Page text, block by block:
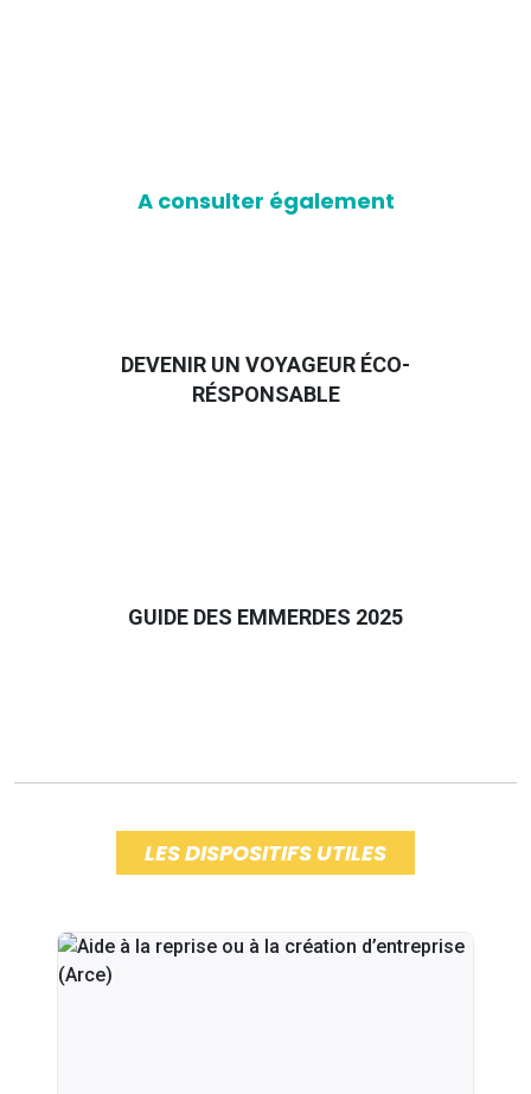
A consulter également
DEVENIR UN VOYAGEUR ÉCO-
RÉSPONSABLE
GUIDE DES EMMERDES 2025
LES DISPOSITIFS UTILES